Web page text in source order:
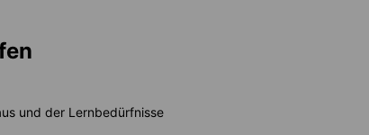
und der Lernbedürfnisse